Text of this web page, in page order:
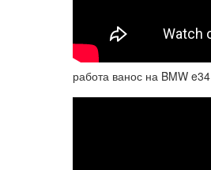
работа ванос на BMW e34